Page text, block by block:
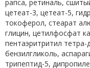
рапса, ретиналь,
цетеат-3, цетеат-5,
токоферол, стеарат
глицин, цетилфосфат
пентаэритритил
бензилгликоль,
трипептид-5,